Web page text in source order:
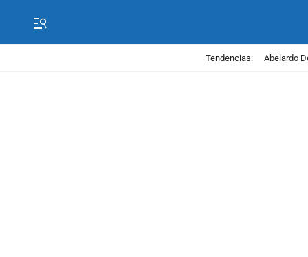
Tendencias: Abelardo